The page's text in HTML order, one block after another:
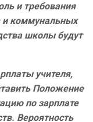
и требования
и коммунальных
школы будут
учителя,
Положение
по зарплате
Вероятность